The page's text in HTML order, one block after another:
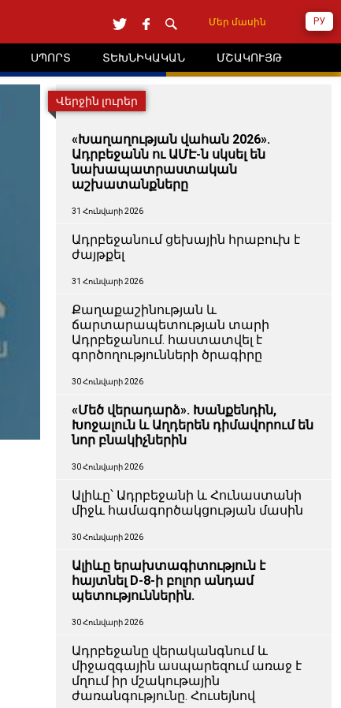
РУ
Մեր մասին
ՍՊՈՐՏ ՏԵԽՆԻԿԱԿԱՆ ՄՇԱԿՈՒՅԹ
Վերջին լուրեր
«Խաղաղության վահան 2026».
Ադրբեջանն ու ԱՄԷ-ն սկսել են
նախապատրաստական ​​
աշխատանքները
31 Հունվարի 2026
Ադրբեջանում ցեխային հրաբուխ է
ժայթքել
31 Հունվարի 2026
Քաղաքաշինության և
ճարտարապետության տարի
Ադրբեջանում. հաստատվել է
գործողությունների ծրագիրը
30 Հունվարի 2026
«Մեծ վերադարձ». Խանքենդին,
Խոջալուն և Աղդերեն դիմավորում են
նոր բնակիչներին
30 Հունվարի 2026
Ալիևը՝ Ադրբեջանի և Հունաստանի
միջև համագործակցության մասին
30 Հունվարի 2026
Ալիևը երախտագիտություն է
հայտնել D-8-ի բոլոր անդամ
պետություններին.
30 Հունվարի 2026
Ադրբեջանը վերականգնում և
միջազգային ասպարեզում առաջ է
մղում իր մշակութային
ժառանգությունը. Հուսեյնով